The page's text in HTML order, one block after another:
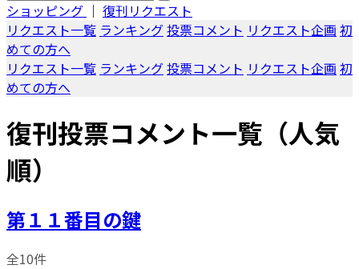
ショッピング ｜ 復刊リクエスト
リクエスト一覧 ランキング投票コメント リクエスト企画 初
めての方へ
リクエスト一覧 ランキング投票コメント リクエスト企画 初
めての方へ
復刊投票コメント一覧（人気
順）
第１１番目の鍵
全10件